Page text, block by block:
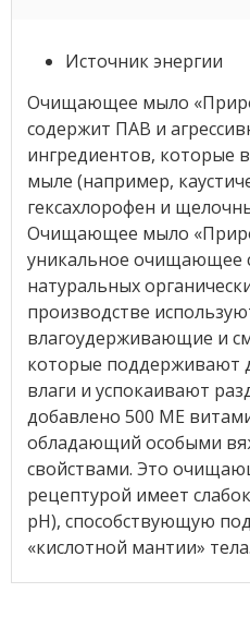
Источник энергии
Очищающее мыло
содержит ПАВ и
ингредиентов, которые
мыле (например,
гексахлорофен и
Очищающее мыло
уникальное очищающее
натуральных
производстве
влагоудерживающие и
которые поддерживают
влаги и успокаивают
добавлено 500 МЕ
обладающий особыми
свойствами. Это
рецептурой имеет
pH), способствующую
«кислотной мантии» тела.